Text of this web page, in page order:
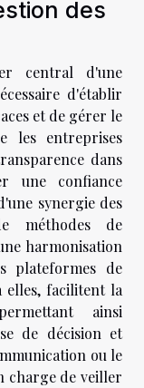
des
central d'une
d'établir
et de gérer le
les entreprises
dans
une confiance
synergie des
méthodes de
harmonisation
plateformes de
elles, facilitent la
ainsi
de décision et
ou le
charge de veiller